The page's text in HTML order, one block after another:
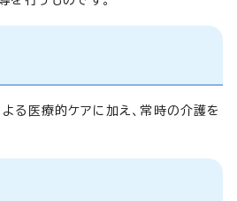
る医療的ケアに加え、常時の介護を